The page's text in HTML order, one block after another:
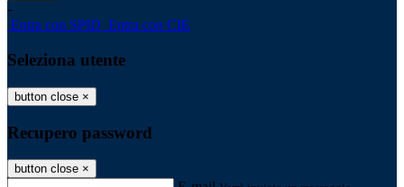
-
Entra con SPID Entra con CIE
Seleziona utente
button close ×
Recupero password
button close ×